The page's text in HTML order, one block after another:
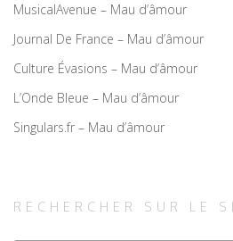
MusicalAvenue – Mau d’âmour
Journal De France – Mau d’âmour
Culture Évasions – Mau d’âmour
L’Onde Bleue – Mau d’âmour
Singulars.fr – Mau d’âmour
RECHERCHER SUR LE